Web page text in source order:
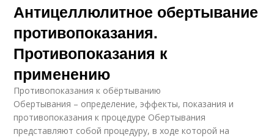
Антицеллюлитное обертывание
противопоказания.
Противопоказания к
применению
Противопоказания к обёртыванию
Обертывания – определение, эффекты, показания и
противопоказания к процедуре Обертывания
представляют собой процедуру, в ходе которой на